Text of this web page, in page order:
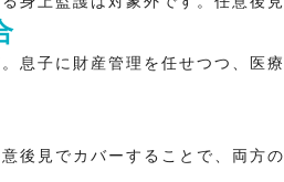
息子に財産管理を任せつつ、医
後見でカバーすることで、両方